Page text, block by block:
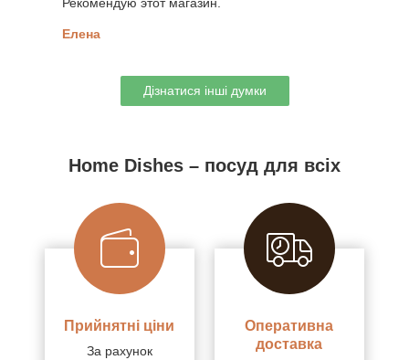
Елена
Дізнатися інші думки
Home Dishes – посуд для всіх
Прийнятні ціни
За рахунок
Оперативна
доставка